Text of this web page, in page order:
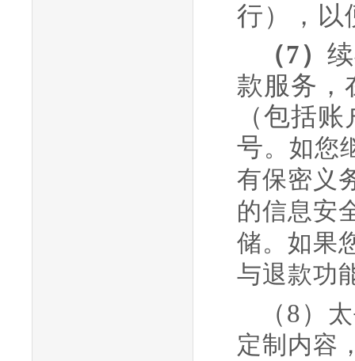
行）
，
（7）
款服务，
（包括
号。如您
有保密义
的信息安
储。如果
与退款功
（8）
定制内容